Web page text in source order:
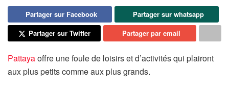
Partager sur Facebook
Partager sur whatsapp
Partager sur Twitter
Partager par email
Pattayaoffre une foule de loisirs et d’activités qui plairont
aux plus petits comme aux plus grands.